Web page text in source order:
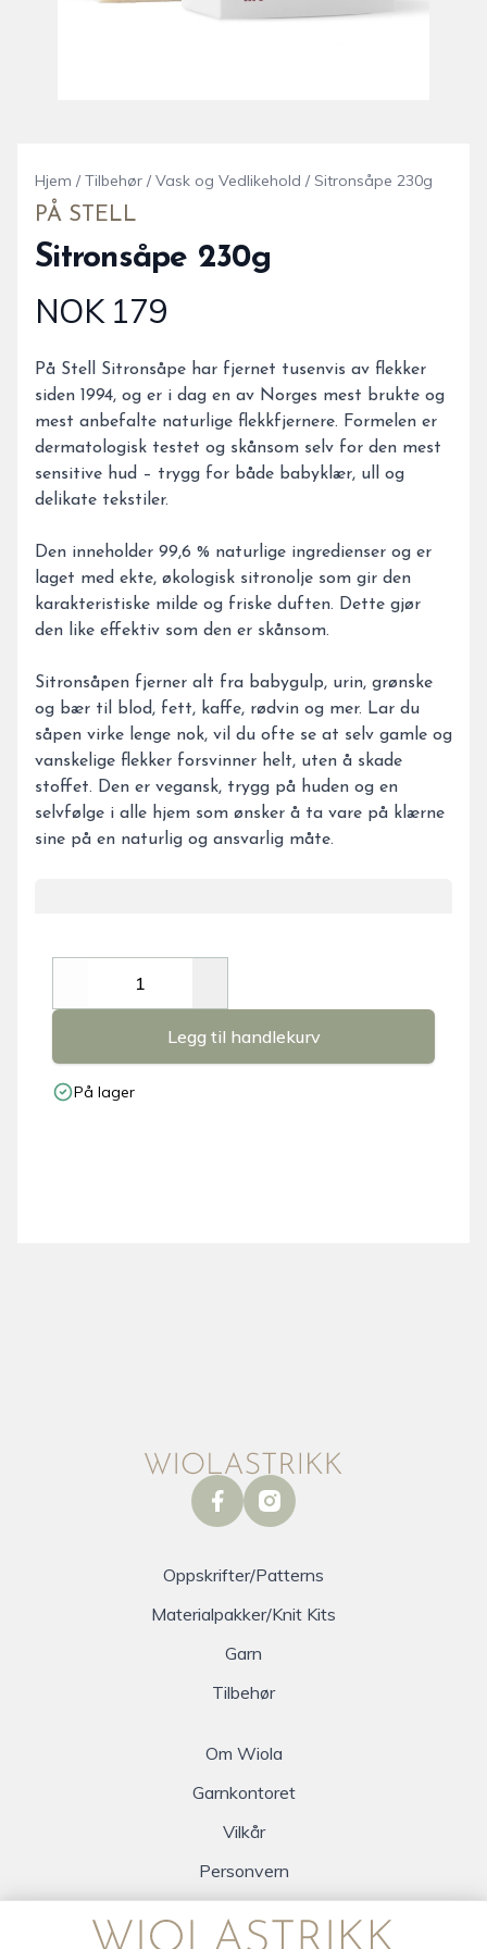
Hjem / Tilbehør / Vask og Vedlikehold / Sitronsåpe 230g
PÅ STELL
Sitronsåpe 230g
Produktdetaljer
NOK 179
Description
På Stell Sitronsåpe har fjernet tusenvis av flekker
siden 1994, og er i dag en av Norges mest brukte og
mest anbefalte naturlige flekkfjernere. Formelen er
dermatologisk testet og skånsom selv for den mest
sensitive hud – trygg for både babyklær, ull og
delikate tekstiler.
Den inneholder 99,6 % naturlige ingredienser og er
laget med ekte, økologisk sitronolje som gir den
karakteristiske milde og friske duften. Dette gjør
den like effektiv som den er skånsom.
Sitronsåpen fjerner alt fra babygulp, urin, grønske
og bær til blod, fett, kaffe, rødvin og mer. Lar du
såpen virke lenge nok, vil du ofte se at selv gamle og
vanskelige flekker forsvinner helt, uten å skade
stoffet. Den er vegansk, trygg på huden og en
selvfølge i alle hjem som ønsker å ta vare på klærne
sine på en naturlig og ansvarlig måte.
Decrease
Legg til handlekurv
På lager
facebookinstagram
Oppskrifter/Patterns
Materialpakker/Knit Kits
Garn
Tilbehør
Om Wiola
Garnkontoret
Vilkår
Personvern